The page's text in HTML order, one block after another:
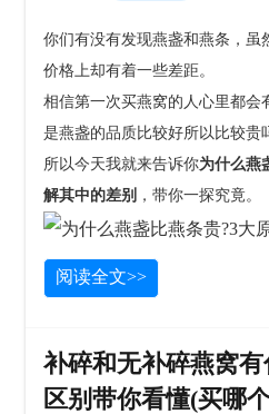
你们有没有发现燕盏和燕条，虽
价格上却有着一些差距。
相信第一次买燕窝的人心里都会
是燕盏的品质比较好所以比较贵
所以今天我就来告诉你为什么燕
解其中的差别 ，带你一探究竟。
阅读全文>>
补碎和无补碎燕窝
区别带你看懂(买哪